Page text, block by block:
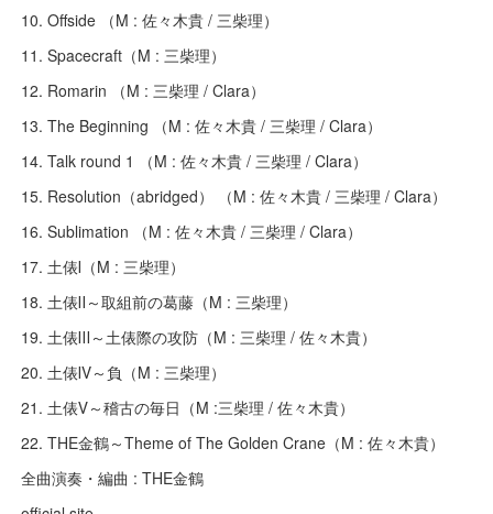
10. Offside （M : 佐々木貴 / 三柴理）
11. Spacecraft（M : 三柴理）
12. Romarin （M : 三柴理 / Clara）
13. The Beginning （M : 佐々木貴 / 三柴理 / Clara）
14. Talk round 1 （M : 佐々木貴 / 三柴理 / Clara）
15. Resolution（abridged） （M : 佐々木貴 / 三柴理 / Clara）
16. Sublimation （M : 佐々木貴 / 三柴理 / Clara）
17. 土俵Ⅰ（M : 三柴理）
18. 土俵Ⅱ～取組前の葛藤（M : 三柴理）
19. 土俵Ⅲ～土俵際の攻防（M : 三柴理 / 佐々木貴）
20. 土俵Ⅳ～負（M : 三柴理）
21. 土俵Ⅴ～稽古の毎日（M :三柴理 / 佐々木貴）
22. THE金鶴～Theme of The Golden Crane（M : 佐々木貴）
全曲演奏・編曲 : THE金鶴